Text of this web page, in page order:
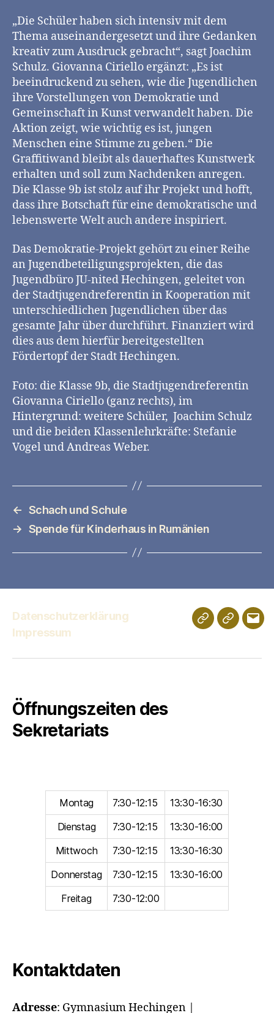
„Die Schüler haben sich intensiv mit dem
Thema auseinandergesetzt und ihre Gedanken
kreativ zum Ausdruck gebracht“, sagt Joachim
Schulz. Giovanna Ciriello ergänzt: „Es ist
beeindruckend zu sehen, wie die Jugendlichen
ihre Vorstellungen von Demokratie und
Gemeinschaft in Kunst verwandelt haben. Die
Aktion zeigt, wie wichtig es ist, jungen
Menschen eine Stimme zu geben.“ Die
Graffitiwand bleibt als dauerhaftes Kunstwerk
erhalten und soll zum Nachdenken anregen.
Die Klasse 9b ist stolz auf ihr Projekt und hofft,
dass ihre Botschaft für eine demokratische und
lebenswerte Welt auch andere inspiriert.
Das Demokratie-Projekt gehört zu einer Reihe
an Jugendbeteiligungsprojekten, die das
Jugendbüro JU-nited Hechingen, geleitet von
der Stadtjugendreferentin in Kooperation mit
unterschiedlichen Jugendlichen über das
gesamte Jahr über durchführt. Finanziert wird
dies aus dem hierfür bereitgestellten
Fördertopf der Stadt Hechingen.
Foto: die Klasse 9b, die Stadtjugendreferentin
Giovanna Ciriello (ganz rechts), im
Hintergrund: weitere Schüler, Joachim Schulz
und die beiden Klassenlehrkräfte: Stefanie
Vogel und Andreas Weber.
← Schach und Schule
→ Spende für Kinderhaus in Rumänien
Datenschutzerklärung
Impressum
Schulportfolio
Digitales
E-
Öffnungszeiten des
Sekretariats
Montag 7:30-12:15
13:30-16:30
Dienstag
7:30-12:15
13:30-16:00
Mittwoch
7:30-12:15
13:30-16:30
Donnerstag
7:30-12:15
13:30-16:00
Freitag
7:30-12:00
Kontaktdaten
Adresse: Gymnasium Hechingen |